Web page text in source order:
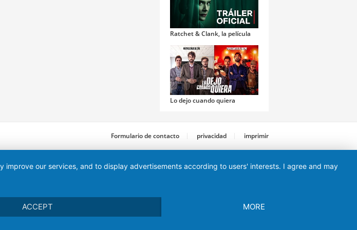
Ratchet & Clank, la película
Lo dejo cuando quiera
Piratas del Caribe: La
Formulario de contacto privacidad imprimir
our services, and to display advertisements according to users' interests. I agree and may
ACCEPT MORE